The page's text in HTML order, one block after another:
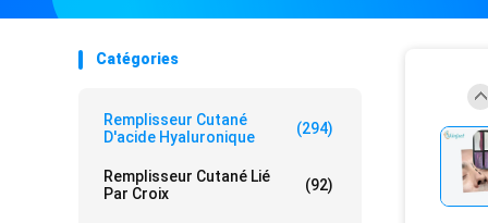
Catégories
Remplisseur Cutané
D'acide Hyaluronique
(294)
Remplisseur Cutané Lié
Par Croix
(92)